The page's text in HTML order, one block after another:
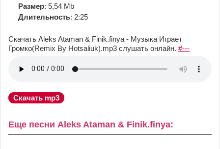
Размер: 5,54 Mb
Длительность: 2:25
Скачать Aleks Ataman & Finik.finya - Музыка Играет
Громко(Remix By Hotsaliuk).mp3 слушать онлайн. #---
Скачать mp3
Еще песни Aleks Ataman & Finik.finya: